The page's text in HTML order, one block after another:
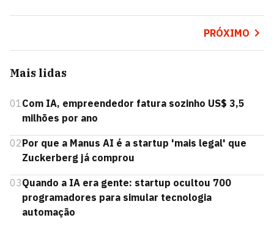
PRÓXIMO
Mais lidas
01 Com IA, empreendedor fatura sozinho US$ 3,5
milhões por ano
02Por que a Manus AI é a startup 'mais legal' que
Zuckerberg já comprou
03Quando a IA era gente: startup ocultou 700
programadores para simular tecnologia
automação